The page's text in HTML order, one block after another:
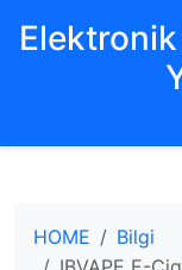
Elektronik
HOME
Bilgi